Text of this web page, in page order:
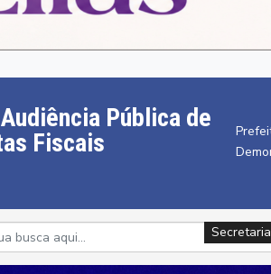
Pública de
Fiscais